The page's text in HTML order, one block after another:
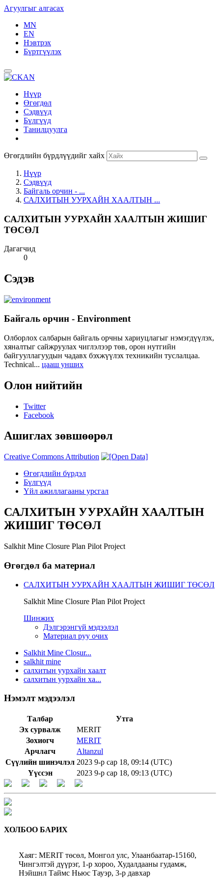
Агуулгыг алгасах
MN
EN
Нэвтрэх
Бүртгүүлэх
Нүүр
Өгөгдөл
Сэдвүүд
Бүлгүүд
Танилцуулга
Өгөгдлийн бүрдлүүдийг хайх
Нүүр
Сэдвүүд
Байгаль орчин - ...
САЛХИТЫН УУРХАЙН ХААЛТЫН ...
САЛХИТЫН УУРХАЙН ХААЛТЫН ЖИШИГ
ТӨСӨЛ
Дагагчид
0
Сэдэв
Байгаль орчин - Environment
Олборлох салбарын байгаль орчны хариуцлагыг нэмэгдүүлэх,
хяналтыг сайжруулах чиглэлээр төв, орон нутгийн
байгууллагуудын чадавх бэхжүүлэх техникийн туслалцаа.
Technical... цааш унших
Олон нийтийн
Twitter
Facebook
Ашиглах зөвшөөрөл
Creative Commons Attribution
Өгөгдлийн бүрдэл
Бүлгүүд
Үйл ажиллагааны урсгал
САЛХИТЫН УУРХАЙН ХААЛТЫН
ЖИШИГ ТӨСӨЛ
Salkhit Mine Closure Plan Pilot Project
Өгөгдөл ба материал
САЛХИТЫН УУРХАЙН ХААЛТЫН ЖИШИГ ТӨСӨЛ
Salkhit Mine Closure Plan Pilot Project
Шинжих
Дэлгэрэнгүй мэдээлэл
Материал руу очих
Salkhit Mine Closur...
salkhit mine
салхитын уурхайн хаалт
салхитын уурхайн ха...
Нэмэлт мэдээлэл
Талбар
Утга
Эх сурвалж
MERIT
Зохиогч
MERIT
Арчлагч
Altanzul
Сүүлийн шинэчлэл 2023 9-р сар 18, 09:14 (UTC)
Үүссэн
2023 9-р сар 18, 09:13 (UTC)
ХОЛБОО БАРИХ
Хаяг: MERIT төсөл, Монгол улс, Улаанбаатар-15160,
Чингэлтэй дүүрэг, 1-р хороо, Худалдааны гудамж,
Нэйшнл Таймс Ньюс Тауэр, 3-р давхар